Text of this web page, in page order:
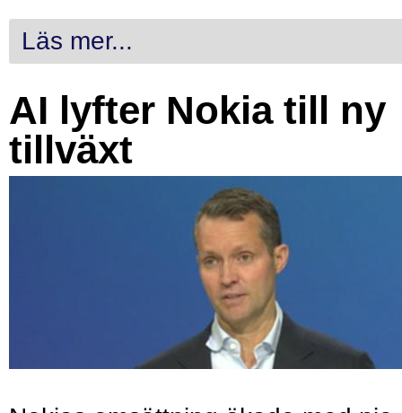
Läs mer...
AI lyfter Nokia till ny
tillväxt